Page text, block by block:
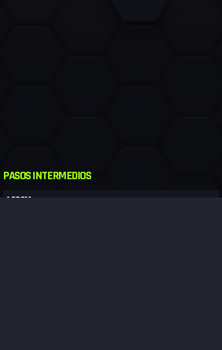
PASOS INTERMEDIOS
1.000M